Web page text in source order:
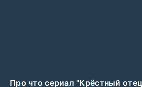
Про что сериал "Крёстный